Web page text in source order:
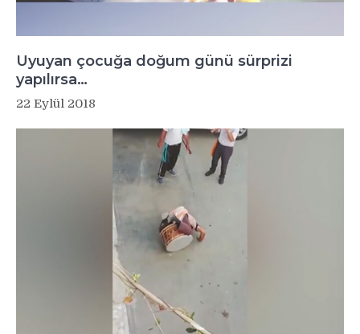
Uyuyan çocuğa doğum günü sürprizi
yapılırsa…
22 Eylül 2018